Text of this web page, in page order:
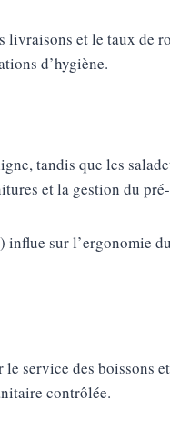
et le taux de
d’hygiène.
tandis que les
et la gestion du
sur l’ergonomie
service des boissons
contrôlée.